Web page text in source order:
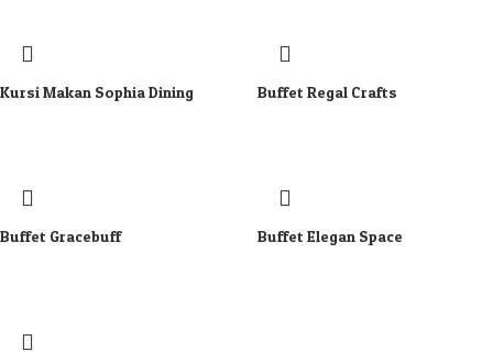
Kursi Makan Sophia Dining Buffet Regal Crafts
Buffet Gracebuff Buffet Elegan Space